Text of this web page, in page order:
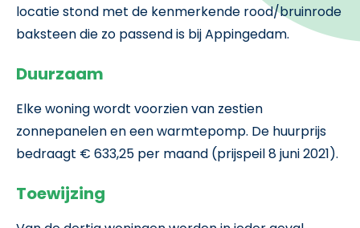
locatie stond met de kenmerkende rood/bruinrode
baksteen die zo passend is bij Appingedam.
Duurzaam
Elke woning wordt voorzien van zestien
zonnepanelen en een warmtepomp. De huurprijs
bedraagt € 633,25 per maand (prijspeil 8 juni 2021).
Toewijzing